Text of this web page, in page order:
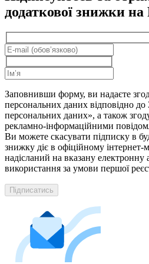
додаткової знижки
Заповнивши форму, ви надаєте
персональних даних відповідно
персональних даних», а також
рекламно-інформаційними
Ви можете скасувати підписку в
знижку діє в офіційному інтернет-
надісланий на вказану електронну
використання за умови першої
Підписатись